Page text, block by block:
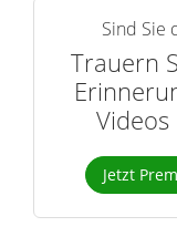
Sind Sie
Trauern
Jetzt